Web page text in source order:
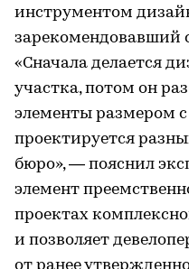
инструментом
зарекомендовавший
«Сначала делается
участка, потом он
элементы размером
проектируется
бюро», — пояснил
элемент
проектах
и позволяет